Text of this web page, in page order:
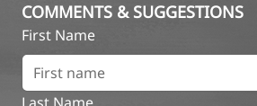
COMMENTS & SUGGESTIONS
First Name